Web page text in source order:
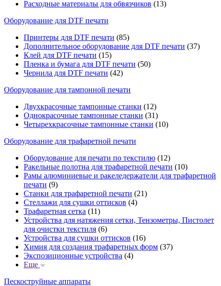
Расходные материалы для обвязчиков (13)
Оборудование для DTF печати
Принтеры для DTF печати (85)
Дополнительное оборудование для DTF печати (37)
Клей для DTF печати (15)
Пленка и бумага для DTF печати (50)
Чернила для DTF печати (42)
Оборудование для тампонной печати
Двухкрасочные тампонные станки (12)
Однокрасочные тампонные станки (31)
Четырехкрасочные тампонные станки (10)
Оборудование для трафаретной печати
Оборудование для печати по текстилю (12)
Ракельные полотна для трафаретной печати (10)
Рамы алюминиевые и ракеледержатели для трафаретной
печати (9)
Станки для трафаретной печати (21)
Стеллажи для сушки оттисков (4)
Трафаретная сетка (11)
Устройства для натяжения сетки, Тензометры, Пистолет
для очистки текстиля (6)
Устройства для сушки оттисков (16)
Химия для создания трафаретных форм (37)
Экспозиционные устройства (4)
Еще
Пескоструйные аппараты